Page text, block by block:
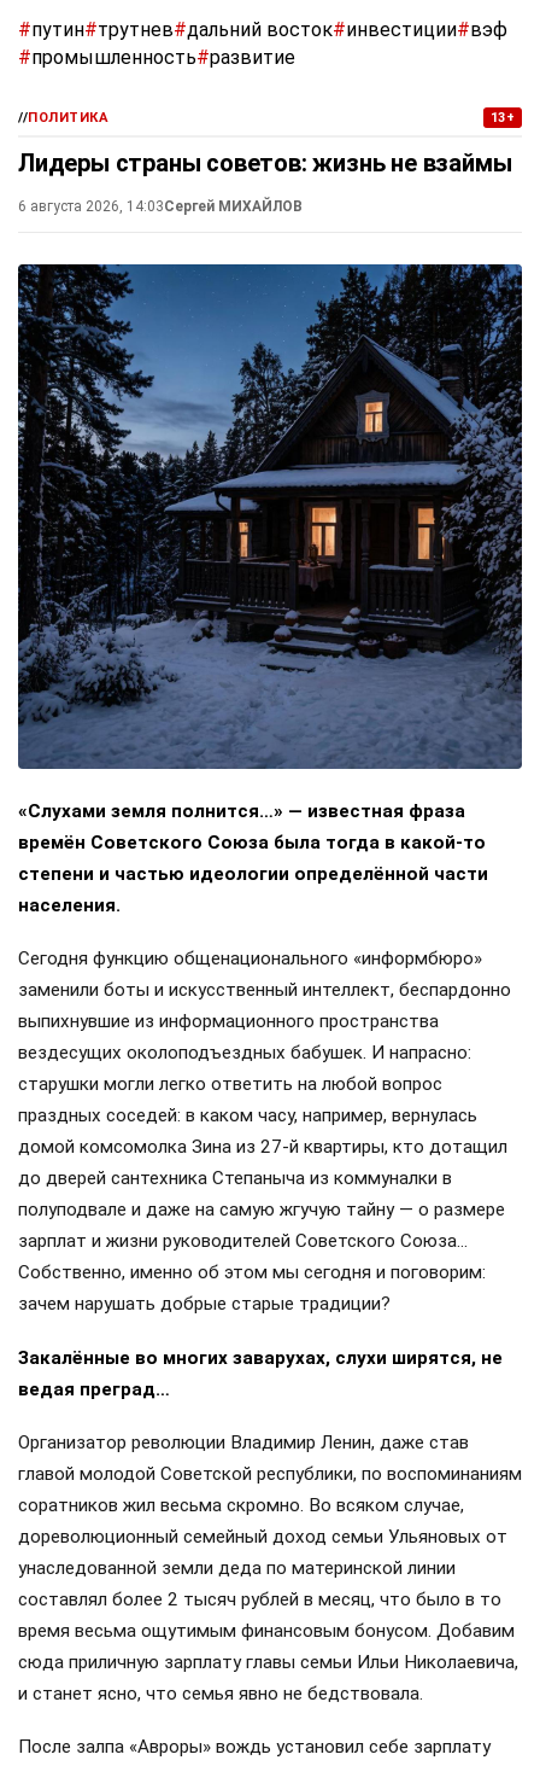
#путин#трутнев#дальний восток#инвестиции#вэф
#промышленность#развитие
//ПОЛИТИКА 13+
Лидеры страны советов: жизнь не взаймы
6 августа 2026, 14:03Сергей МИХАЙЛОВ
«Слухами земля полнится…» — известная фраза
времён Советского Союза была тогда в какой-то
степени и частью идеологии определённой части
населения.
Сегодня функцию общенационального «информбюро»
заменили боты и искусственный интеллект, беспардонно
выпихнувшие из информационного пространства
вездесущих околоподъездных бабушек. И напрасно:
старушки могли легко ответить на любой вопрос
праздных соседей: в каком часу, например, вернулась
домой комсомолка Зина из 27-й квартиры, кто дотащил
до дверей сантехника Степаныча из коммуналки в
полуподвале и даже на самую жгучую тайну — о размере
зарплат и жизни руководителей Советского Союза…
Собственно, именно об этом мы сегодня и поговорим:
зачем нарушать добрые старые традиции?
Закалённые во многих заварухах, слухи ширятся, не
ведая преград…
Организатор революции Владимир Ленин, даже став
главой молодой Советской республики, по воспоминаниям
соратников жил весьма скромно. Во всяком случае,
дореволюционный семейный доход семьи Ульяновых от
унаследованной земли деда по материнской линии
составлял более 2 тысяч рублей в месяц, что было в то
время весьма ощутимым финансовым бонусом. Добавим
сюда приличную зарплату главы семьи Ильи Николаевича,
и станет ясно, что семья явно не бедствовала.
После залпа «Авроры» вождь установил себе зарплату